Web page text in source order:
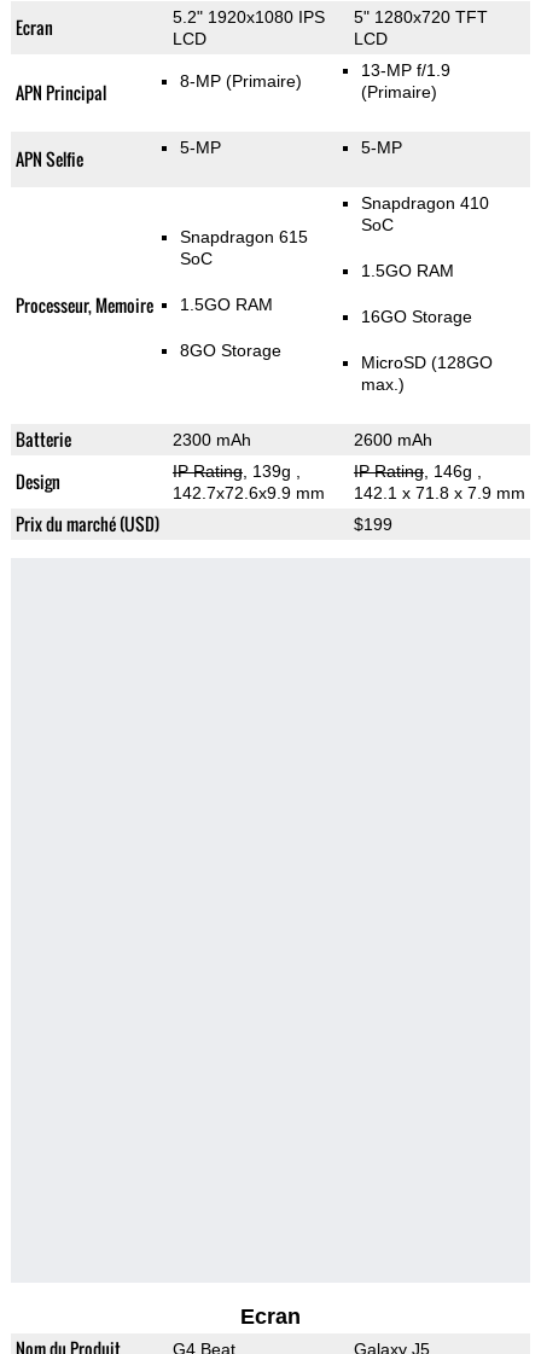
Ecran
5.2" 1920x1080 IPS
LCD
5" 1280x720 TFT
LCD
APN Principal 8-MP (Primaire)
13-MP f/1.9
(Primaire)
APN Selfie 5-MP 5-MP
Processeur, Memoire
Snapdragon 615
SoC
1.5GO RAM
8GO Storage
Snapdragon 410
SoC
1.5GO RAM
16GO Storage
MicroSD (128GO
max.)
Batterie 2300 mAh 2600 mAh
Design IP Rating, 139g
142.7x72.6x9.9 mm
IP Rating, 146g
142.1 x 71.8 x 7.9 mm
Prix du marché (USD) $199
Ecran
Nom du Produit G4 Beat Galaxy J5